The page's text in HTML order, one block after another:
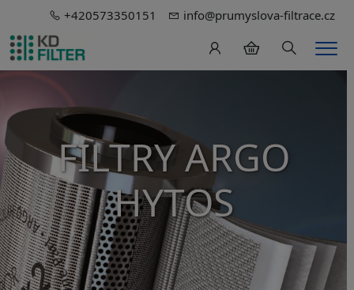
+420573350151 info@prumyslova-filtrace.cz
Hledání
FILTRY ARGO
HYTOS